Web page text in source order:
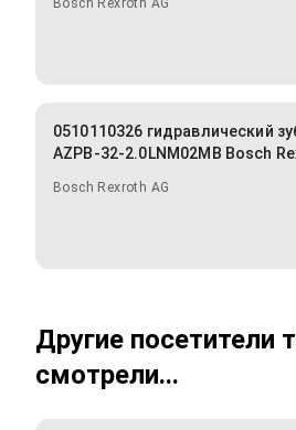
Bosch Rexroth AG
0510110326 гидравлический
AZPB-32-2.0LNM02MB Bosch
Bosch Rexroth AG
Другие посетители
смотрели...